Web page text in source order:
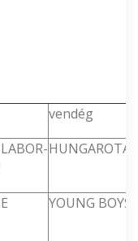
vendég
YOUNG BOYS